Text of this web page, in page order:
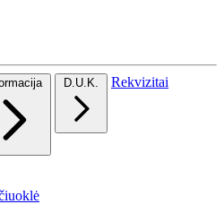
D.U.K. Rekvizitai